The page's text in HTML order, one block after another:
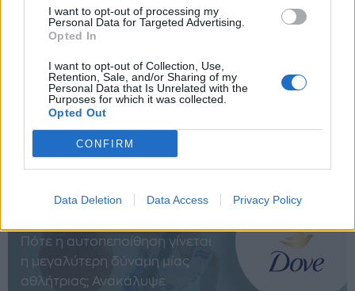
I want to opt-out of processing my
Personal Data for Targeted Advertising.
Opted In
I want to opt-out of Collection, Use,
Retention, Sale, and/or Sharing of my
Personal Data that Is Unrelated with the
Purposes for which it was collected.
Opted Out
CONFIRM
Data Deletion Data Access Privacy Policy
Η Καλομοίρα αποκάλυψε το πρώτο πράγμα που κάνει
κάθε φορά που ξεκινά δίαιτα
Η γερμανική σαλάτα με αγγούρι που θα γίνει το νέο
αγαπημένο σου καλοκαιρινό βραδινό
Πότε η αυτοπεποίθηση γίνεται
η μεγαλύτερη δύναμη μίας
αθλήτριας; Ανακάλυψε